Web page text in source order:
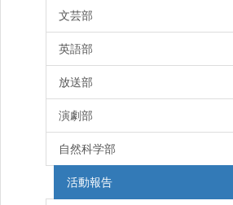
文芸部
英語部
放送部
演劇部
自然科学部
活動報告